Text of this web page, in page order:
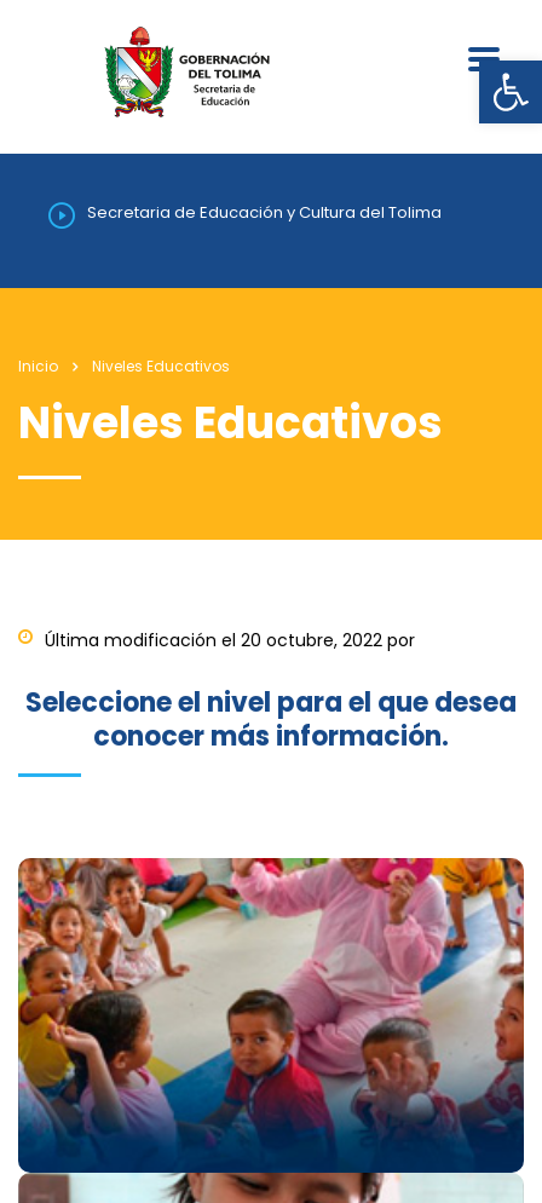
Secretaria de Educación y Cultura del Tolima
Inicio Niveles Educativos
Niveles Educativos
Última modificación el 20 octubre, 2022 por
Seleccione el nivel para el que desea
conocer más información.
Educación Inicial
Acceder al portal de la Educación Inicial en el Tolima,
un espacio especialmente creado para Explorar,
Imaginar y Transformar.
Ingresar